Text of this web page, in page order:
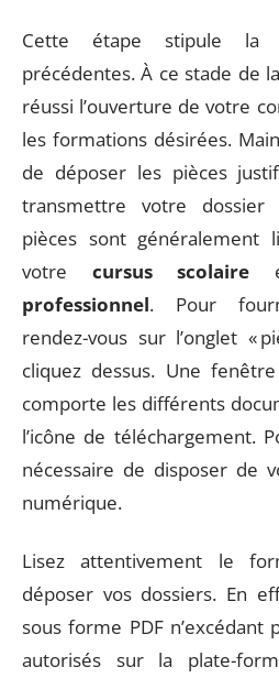
Cette étape stipule la
précédentes. À ce stade de
réussi l’ouverture de votre
les formations désirées.
de déposer les pièces
transmettre votre dossier
pièces sont généralement
votre cursus scolaire
professionnel. Pour
rendez-vous sur l’onglet «
cliquez dessus. Une
comporte les différents
l’icône de téléchargement.
nécessaire de disposer de
numérique.
Lisez attentivement le
déposer vos dossiers. En
sous forme PDF n’excédant
autorisés sur la plate-